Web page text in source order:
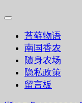
苔藓物语
南国香农
随身农场
隐私政策
留言板